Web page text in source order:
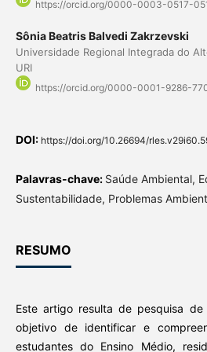
https://orcid.org/0000-0003-0517-
Sônia Beatris Balvedi Zakrzevski
Universidade Regional Integrada do
URI
https://orcid.org/0000-0001-9286-
DOI: https://doi.org/10.26694/
Palavras-chave: Saúde Ambiental,
Sustentabilidade, Problemas
RESUMO
Este artigo resulta de pesquisa
objetivo de identificar e
estudantes do Ensino Médio,